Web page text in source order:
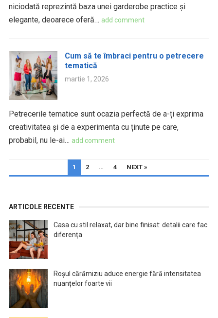
niciodată reprezintă baza unei garderobe practice și
elegante, deoarece oferă… add comment
Cum să te îmbraci pentru o petrecere
tematică
martie 1, 2026
Petrecerile tematice sunt ocazia perfectă de a-ți exprima
creativitatea și de a experimenta cu ținute pe care,
probabil, nu le-ai… add comment
ARTICOLE
1 2 … 4 NEXT »
ARTICOLE RECENTE
Casa cu stil relaxat, dar bine finisat: detalii care fac
diferența
Roșul cărămiziu aduce energie fără intensitatea
nuanțelor foarte vii